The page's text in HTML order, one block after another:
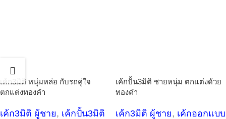
เค้ก3มิติ หนุ่มหล่อ กับรถคู่ใจ
ตกแต่งทองคำ
เค้ก3มิติ ผู้ชาย, เค้กปั้น3มิติ
เค้กปั้น3มิติ ชายหนุ่ม ตกแต่งด้วย
ทองคำ
เค้ก3มิติ ผู้ชาย, เค้กออกแบบ